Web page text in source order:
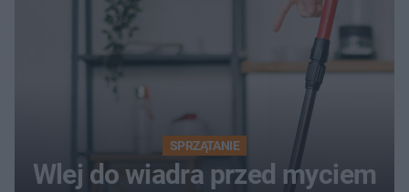
SPRZĄTANIE
Wlej do wiadra przed myciem